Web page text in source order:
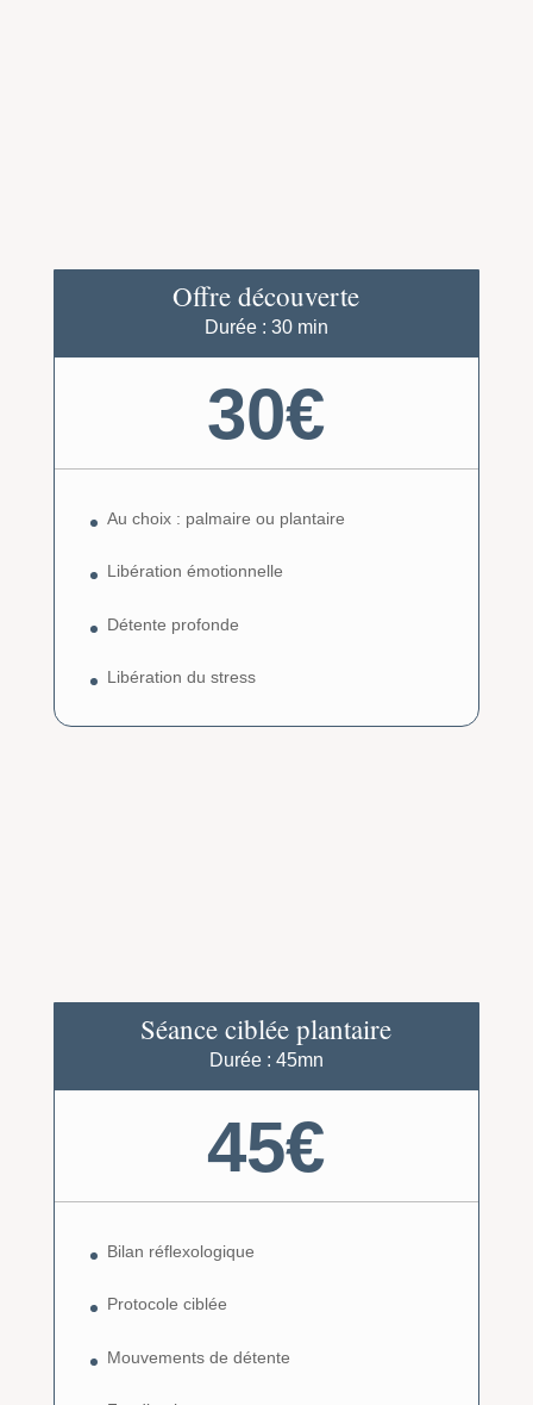
Offre découverte
Durée : 30 min
30€
Au choix : palmaire ou plantaire
Libération émotionnelle
Détente profonde
Libération du stress
Séance ciblée plantaire
Durée : 45mn
45€
Bilan réflexologique
Protocole ciblée
Mouvements de détente